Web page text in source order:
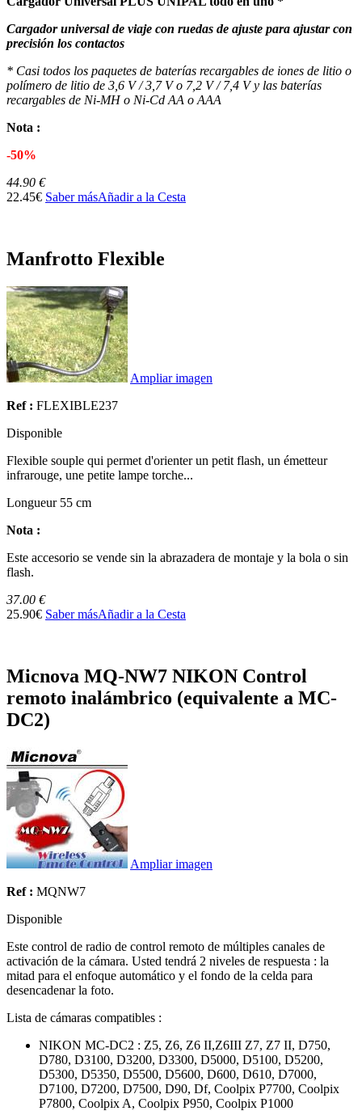
Cargador universal de viaje con ruedas de ajuste para ajustar con
precisión los contactos
* Casi todos los paquetes de baterías recargables de iones de litio o
polímero de litio de 3,6 V / 3,7 V o 7,2 V / 7,4 V y las baterías
recargables de Ni-MH o Ni-Cd AA o AAA
Nota :
-50%
44.90 €
22.45€ Saber másAñadir a la Cesta
Manfrotto Flexible
Ampliar imagen
Ref : FLEXIBLE237
Disponible
Flexible souple qui permet d'orienter un petit flash, un émetteur
infrarouge, une petite lampe torche...
Longueur 55 cm
Nota :
Este accesorio se vende sin la abrazadera de montaje y la bola o sin
flash.
37.00 €
25.90€ Saber másAñadir a la Cesta
Micnova MQ-NW7 NIKON Control
remoto inalámbrico (equivalente a MC-
DC2)
Ampliar imagen
Ref : MQNW7
Disponible
Este control de radio de control remoto de múltiples canales de
activación de la cámara. Usted tendrá 2 niveles de respuesta : la
mitad para el enfoque automático y el fondo de la celda para
desencadenar la foto.
Lista de cámaras compatibles :
NIKON MC-DC2 : Z5, Z6, Z6 II,Z6III Z7, Z7 II, D750,
D780, D3100, D3200, D3300, D5000, D5100, D5200,
D5300, D5350, D5500, D5600, D600, D610, D7000,
D7100, D7200, D7500, D90, Df, Coolpix P7700, Coolpix
P7800, Coolpix A, Coolpix P950, Coolpix P1000